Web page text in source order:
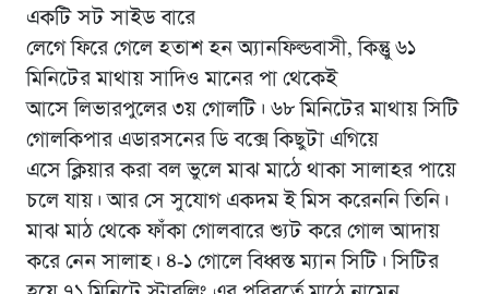
একটি সট সাইড বারে
লেগে ফিরে গেলে হতাশ হন অ্যানফিল্ডবাসী, কিন্তুু ৬১
মিনিটের মাথায় সাদিও মানের পা থেকেই
আসে লিভারপুলের ৩য় গোলটি। ৬৮ মিনিটের মাথায় সিটি
গোলকিপার এডারসনের ডি বক্সে কিছুটা এগিয়ে
এসে ক্লিয়ার করা বল ভুলে মাঝ মাঠে থাকা সালাহর পায়ে
চলে যায়। আর সে সুযোগ একদম ই মিস করেননি তিনি।
মাঝ মাঠ থেকে ফাঁকা গোলবারে শ্যুট করে গোল আদায়
করে নেন সালাহ। ৪-১ গোলে বিধ্বস্ত ম্যান সিটি। সিটির